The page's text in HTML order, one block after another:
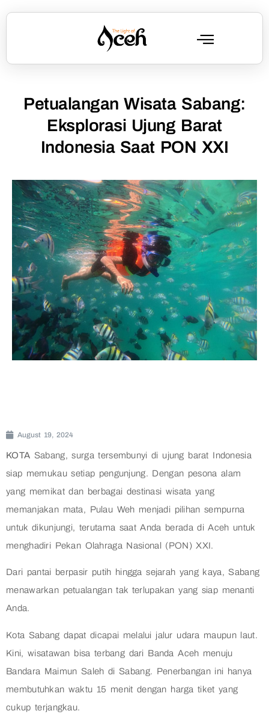
Petualangan Wisata Sabang:
Eksplorasi Ujung Barat
Indonesia Saat PON XXI
August 19, 2024
KOTA Sabang, surga tersembunyi di ujung barat Indonesia
siap memukau setiap pengunjung. Dengan pesona alam
yang memikat dan berbagai destinasi wisata yang
memanjakan mata, Pulau Weh menjadi pilihan sempurna
untuk dikunjungi, terutama saat Anda berada di Aceh untuk
menghadiri Pekan Olahraga Nasional (PON) XXI.
Dari pantai berpasir putih hingga sejarah yang kaya, Sabang
menawarkan petualangan tak terlupakan yang siap menanti
Anda.
Kota Sabang dapat dicapai melalui jalur udara maupun laut.
Kini, wisatawan bisa terbang dari Banda Aceh menuju
Bandara Maimun Saleh di Sabang. Penerbangan ini hanya
membutuhkan waktu 15 menit dengan harga tiket yang
cukup terjangkau.